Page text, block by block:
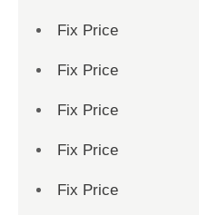
Fix Price
Fix Price
Fix Price
Fix Price
Fix Price